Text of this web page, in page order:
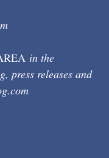
in the
press releases and